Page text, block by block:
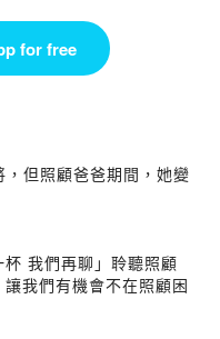
for free
但照顧爸爸期間，她變
我們再聊」聆聽照顧
我們有機會不在照顧困